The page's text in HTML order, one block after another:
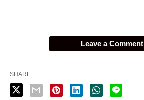
Leave a Comment
SHARE